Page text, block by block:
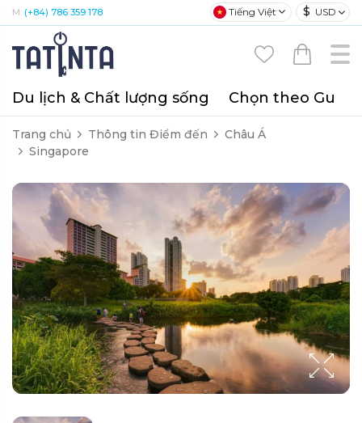
M: (+84) 786 359 178 Tiếng Việt $ USD
Du lịch & Chất lượng sống Chọn theo Gu
Trang chủ Thông tin Điểm đến
Châu Á
Singapore